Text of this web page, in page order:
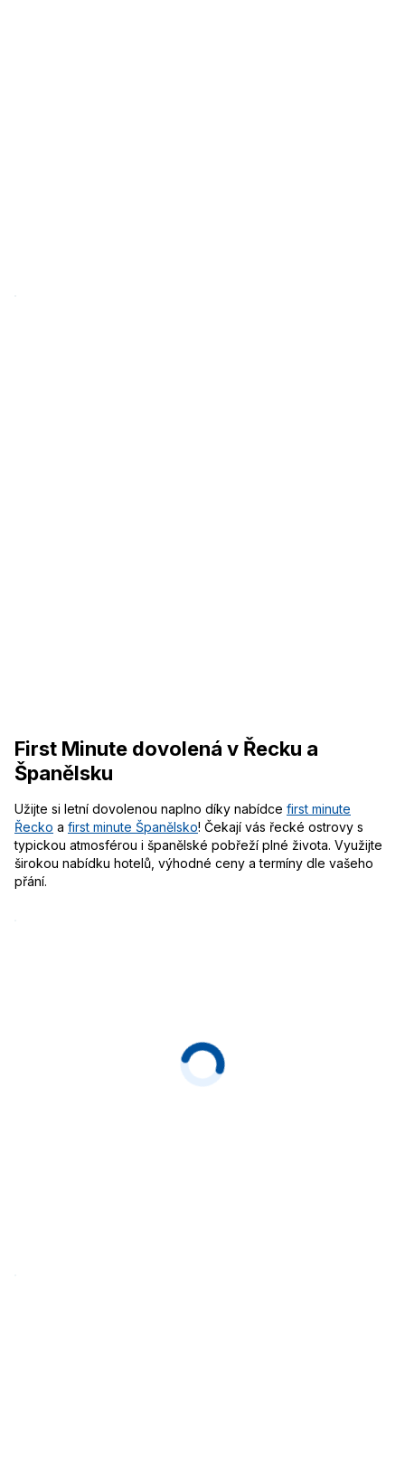
First Minute dovolená v Řecku a
Španělsku
Užijte si letní dovolenou naplno díky nabídce first minute
Řecko a first minute Španělsko! Čekají vás řecké ostrovy s
typickou atmosférou i španělské pobřeží plné života. Využijte
širokou nabídku hotelů, výhodné ceny a termíny dle vašeho
přání.